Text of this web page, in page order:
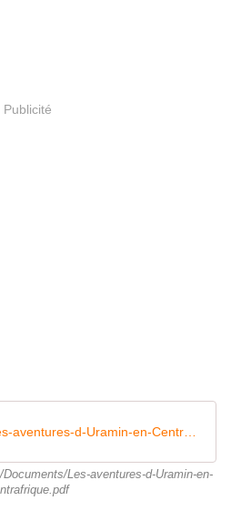
Publicité
Les-aventures-d-Uramin-en-